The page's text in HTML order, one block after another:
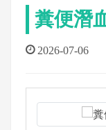
糞便潛
2026-07-06